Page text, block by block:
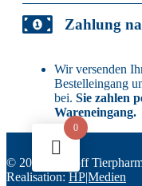
Zahlung
Wir versenden
Bestelleingang
bei. Sie zahlen
Wareneingang.
© 2022 Sudhoff
Realisation: HP|Medien
0